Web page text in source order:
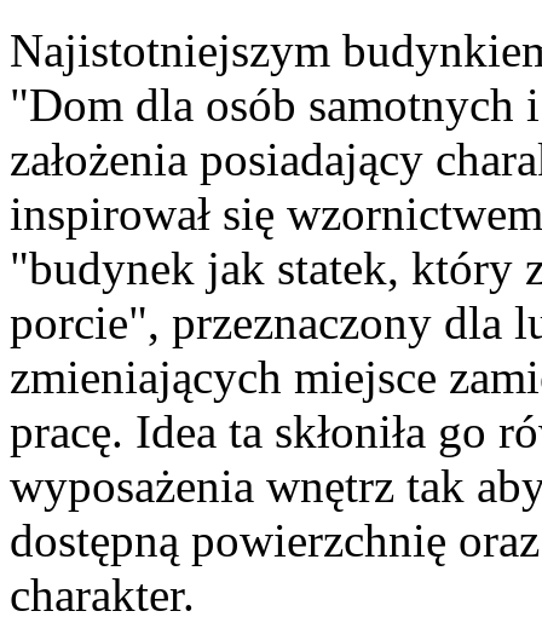
Najistotniejszym
"Dom dla osób samotnych
założenia posiadający
inspirował się
"budynek jak statek, który
porcie", przeznaczony dla
zmieniających miejsce
pracę. Idea ta skłoniła go
wyposażenia wnętrz tak
dostępną powierzchnię
charakter.